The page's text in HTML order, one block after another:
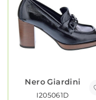
Nero Giardini
I205061D